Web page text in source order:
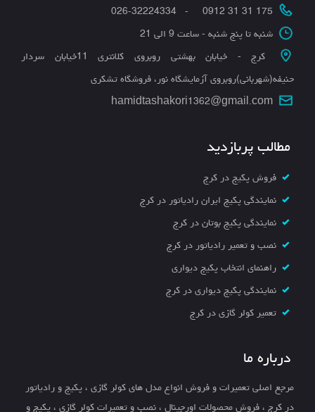
175 31 31 0912 - 026-32224334
شنبه تا پنج شنبه - ساعت 9 الی 21
کرج - خیابان بهشتی روبروی کلانتری 11خیابان سردار
حنیفه(شهربانی)روبروی آزمایشگاه نور، فروشگاه تشکری
hamidtashakori1362@gmail.com
مطالب پربازدید
فروش پکیج در کرج
نمایندگی پکیج ایران رادیاتور در کرج
نمایندگی پکیج بوتان در کرج
نصب و تعمیر رادیاتور در کرج
راهنمای انتخاب پکیج دیواری
نمایندگی پکیج دیواری در کرج
تعمیر کولر گازی در کرج
درباره ما
مرجع اصلی تعمیرات و فروش انواع مدل های کولر گازی ، پکیج و رادیاتور
در کرج ، فروش محصولات اورجینال ، نصب و تعمیرات کولر گازی ، پکیج و